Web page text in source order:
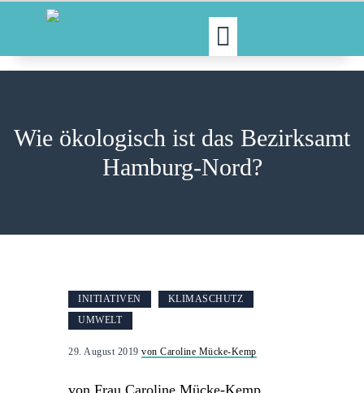
Wie ökologisch ist das Bezirksamt
Hamburg-Nord?
AKTUELLES
NORDAKTUELL
KONTAKT
INITIATIVEN
KLIMASCHUTZ
UMWELT
29. August 2019 von Caroline Mücke-Kemp
von Frau Caroline Mücke-Kemp